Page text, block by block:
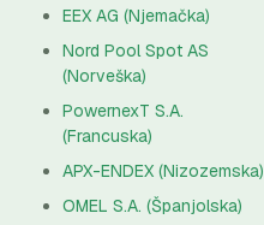
EEX AG (Njemačka)
Nord Pool Spot AS
(Norveška)
PowernexT S.A.
(Francuska)
APX-ENDEX (Nizozemska)
OMEL S.A. (Španjolska)